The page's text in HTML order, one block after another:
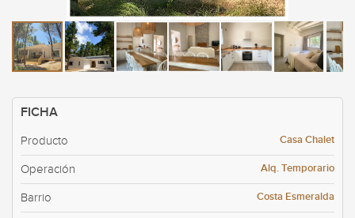
FICHA
Producto Casa Chalet
Operación Alq. Temporario
Barrio Costa Esmeralda